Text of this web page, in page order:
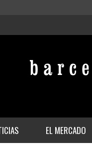
EL MERCADO